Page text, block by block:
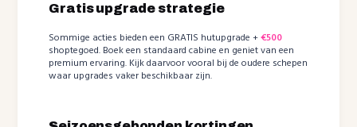
Gratis upgrade strategie
Sommige acties bieden een GRATIS hutupgrade +€500
shoptegoed. Boek een standaard cabine en geniet van een
premium ervaring. Kijk daarvoor vooral bij de oudere schepen
waar upgrades vaker beschikbaar zijn.